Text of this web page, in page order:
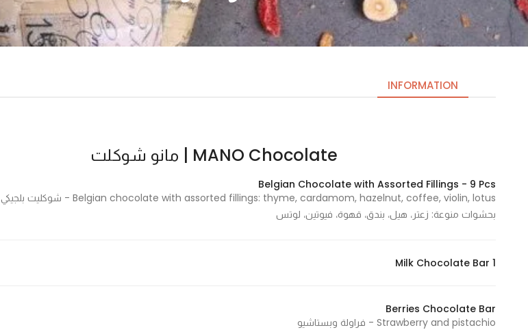
INFORMATION
MANO Chocolate | مانو شوكلت
Belgian Chocolate with Assorted Fillings - 9 Pcs
Belgian chocolate with assorted fillings: thyme, cardamom, hazelnut, coffee, violin, lotus - شوكليت بلجيكي
بحشوات منوعة: زعتر، هيل، بندق، قهوة، فيوتين، لوتس
Milk Chocolate Bar 1
Berries Chocolate Bar
Strawberry and pistachio - فراولة وبستاشيو
cookies
are not
optional.
function.